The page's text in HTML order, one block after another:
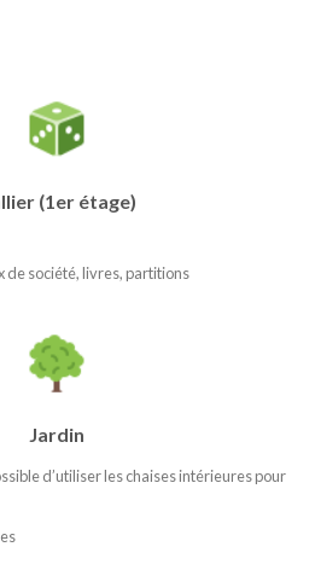
(1er étage)
de société, livres, partitions
Jardin
d’utiliser les chaises intérieures pour